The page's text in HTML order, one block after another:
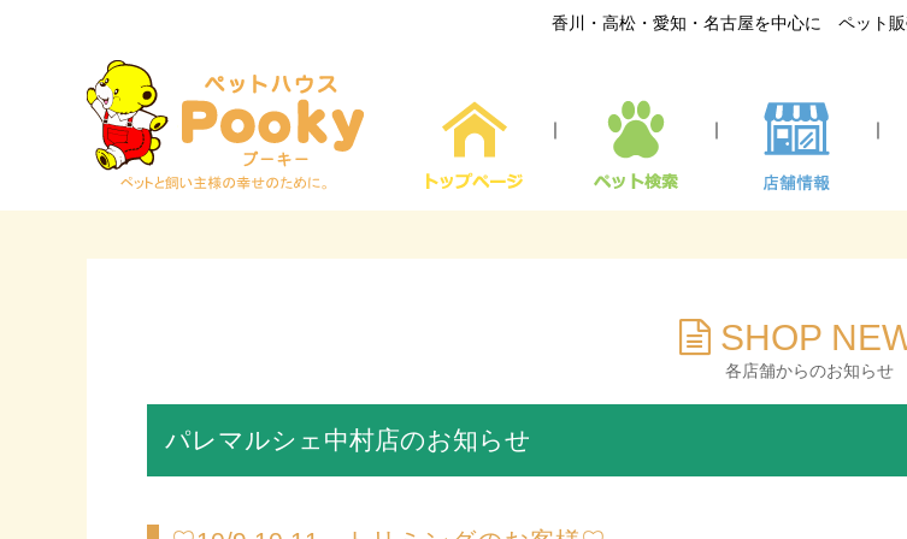
香川・高松・愛知・名古屋を中心に ペット
｜ ｜ ｜
SHOP
各店舗からのお知らせ
パレマルシェ中村店のお知らせ